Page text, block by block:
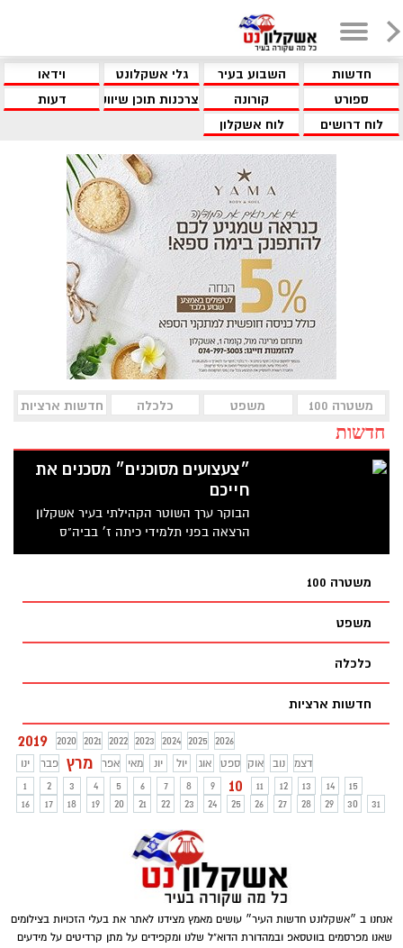
חדשות השבוע בעיר גלי אשקלונט
וידאו
ספורט
קורונה צרכנות תוכן שיווקי
דעות
לוח דרושים
לוח אשקלון
משטרה 100 משפט כלכלה חדשות ארציות
חדשות
״צעצועים מסוכנים״ מסכנים את
חייכם
הבוקר ערך השוטר הקהילתי בעיר אשקלון
הרצאה בפני תלמידי כיתה ז׳ בביה"ס
לאומנויות בעיר בנושא הסכנות הטמונות
רבים בימים אלו לקראת חג פורים הקרב ובא
משטרה 100
משפט
כלכלה
חדשות ארציות
2019 2020 2021 2022 2023 2024 2025
2026
ינו
פבר מרץ אפר מאי יונ יול אוג ספט אוק נוב
דצמ
1
2 3 4 5 6 7 8 9 10 11 12 13 14
15
16
17 18 19 20 21 22 23 24 25 26 27 28 29 30 31
אנחנו ב ״אשקלונט חדשות העיר״ עושים מאמץ מצידנו לאתר את בעלי הזכויות בצילומים
שאנו מפרסמים בווטסאפ ובמהדורת הדוא"ל שלנו ומקפידים על מתן קרדיטים על מידעים